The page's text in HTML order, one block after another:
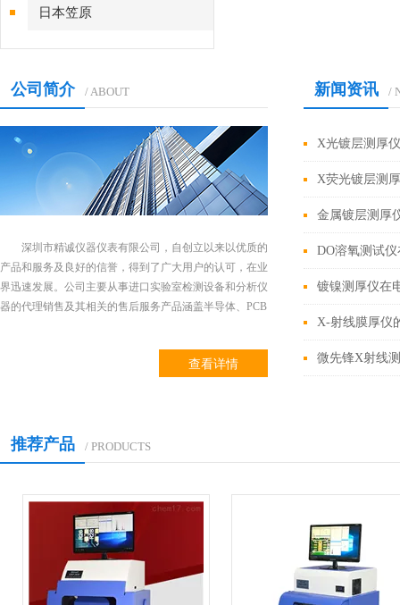
日本笠原
公司简介 / ABOUT
深圳市精诚仪器仪表有限公司，自创立以来以优质的
产品和服务及良好的信誉，得到了广大用户的认可，在业
界迅速发展。公司主要从事进口实验室检测设备和分析仪
器的代理销售及其相关的售后服务产品涵盖半导体、PCB
MicroPioneerXRF2000测厚仪、XRF-2020测厚仪,X-RAY
查看详情
新闻资讯 /
X光镀层测厚
X荧光镀层测
金属镀层测厚
DO溶氧测试
镀镍测厚仪在
X-射线膜厚仪
微先锋X射线
推荐产品 / PRODUCTS